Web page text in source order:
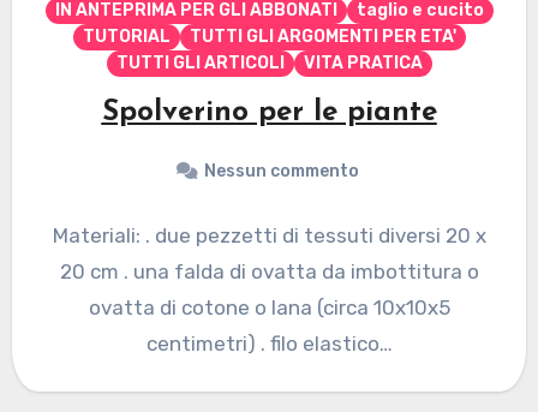
IN ANTEPRIMA PER GLI ABBONATI
taglio e cucito
TUTORIAL
TUTTI GLI ARGOMENTI PER ETA'
TUTTI GLI ARTICOLI
VITA PRATICA
Spolverino per le piante
Nessun commento
Materiali: . due pezzetti di tessuti diversi 20 x
20 cm . una falda di ovatta da imbottitura o
ovatta di cotone o lana (circa 10x10x5
centimetri) . filo elastico…